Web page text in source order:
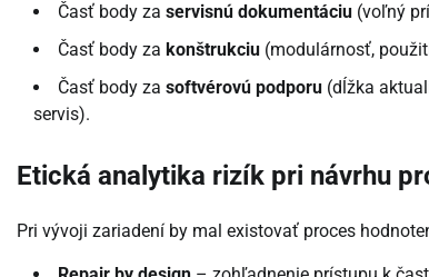
Časť body za servisnú dokumentáciu (voľný
Časť body za konštrukciu (modulárnosť,
Časť body za softvérovú podporu (dĺžka
servis).
Etická analytika rizík pri návrhu
Pri vývoji zariadení by mal existovať proces